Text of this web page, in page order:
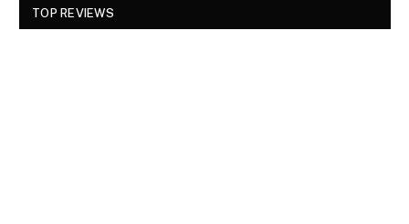
TOP REVIEWS